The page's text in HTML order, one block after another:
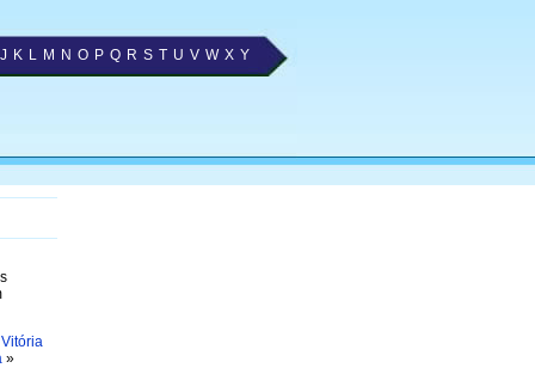
J K L M N O P Q R S T U V W X Y
»